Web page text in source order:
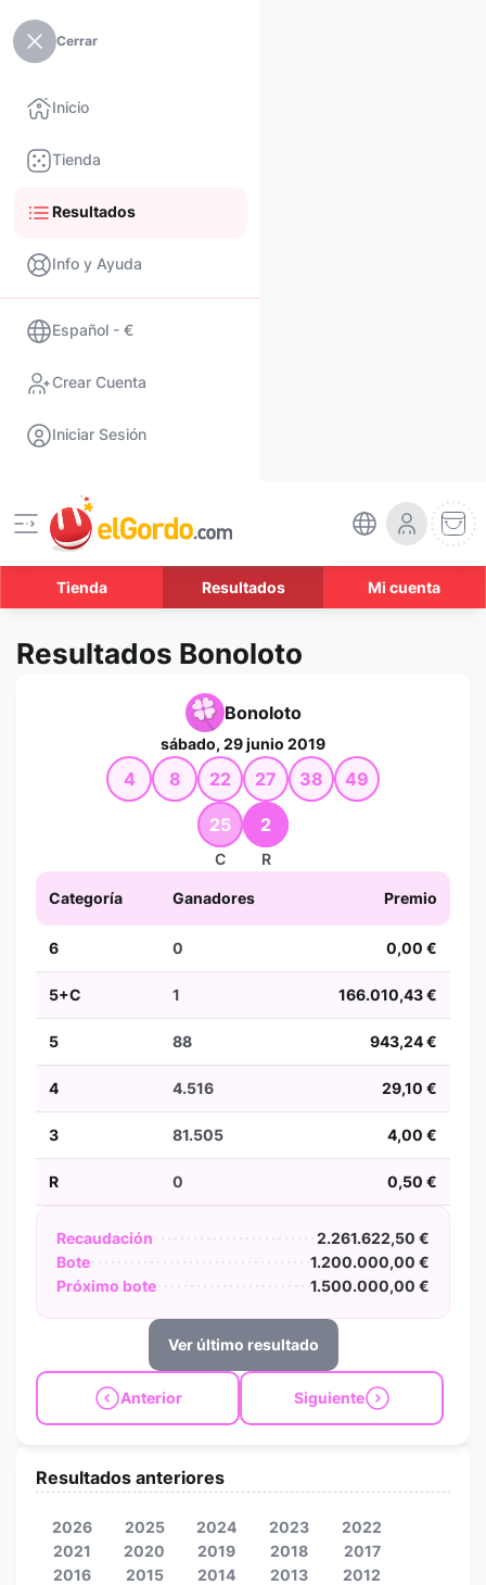
Cerrar
Inicio
Tienda
Resultados
Info y Ayuda
Español - €
Crear Cuenta
Iniciar Sesión
Tienda Resultados Mi cuenta
Resultados Bonoloto
Bonoloto
sábado, 29 junio 2019
4 8 22 27 38 49
25
C
2
R
Categoría Ganadores Premio
6 0 0,00 €
5+C 1 166.010,43 €
5 88 943,24 €
4 4.516 29,10 €
3 81.505 4,00 €
R 0 0,50 €
Recaudación
2.261.622,50 €
Bote
1.200.000,00 €
Próximo bote
1.500.000,00 €
Ver último resultado
Anterior Siguiente
Resultados anteriores
2026 2025 2024 2023
2022
2021
2020 2019 2018
2017
2016
2015 2014 2013
2012